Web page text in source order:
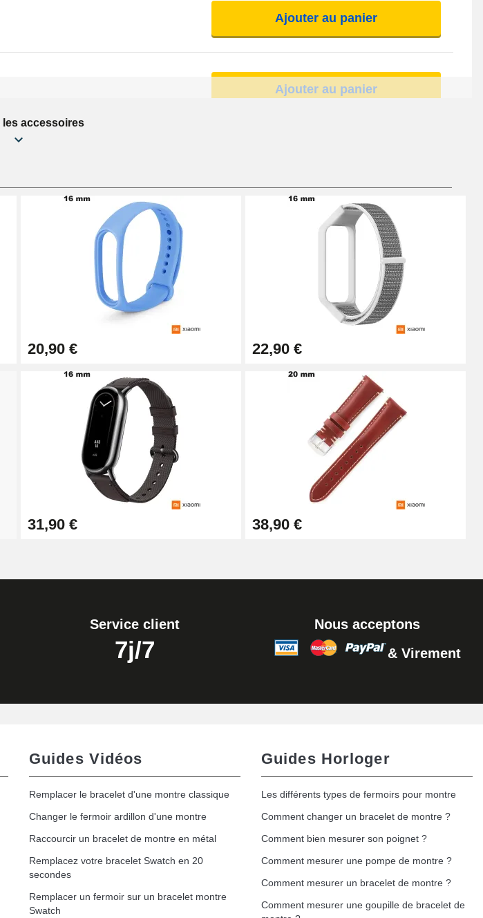
Ajouter au panier
Ajouter au panier
Ajouter au panier
Ajouter au panier
Ajouter au panier
Ajouter au panier
Ajouter au panier
les accessoires
20,90 € 22,90 €
31,90 € 38,90 €
Service client
7j/7
Nous acceptons
& Virement
Guides Vidéos
Remplacer le bracelet d'une montre classique
Changer le fermoir ardillon d'une montre
Raccourcir un bracelet de montre en métal
Remplacez votre bracelet Swatch en 20
secondes
Remplacer un fermoir sur un bracelet montre
Swatch
Guides Horloger
Les différents types de fermoirs pour montre
Comment changer un bracelet de montre ?
Comment bien mesurer son poignet ?
Comment mesurer une pompe de montre ?
Comment mesurer un bracelet de montre ?
Comment mesurer une goupille de bracelet de